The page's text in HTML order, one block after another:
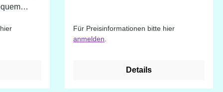
Für Preisinformationen bitte hier
anmelden
Details